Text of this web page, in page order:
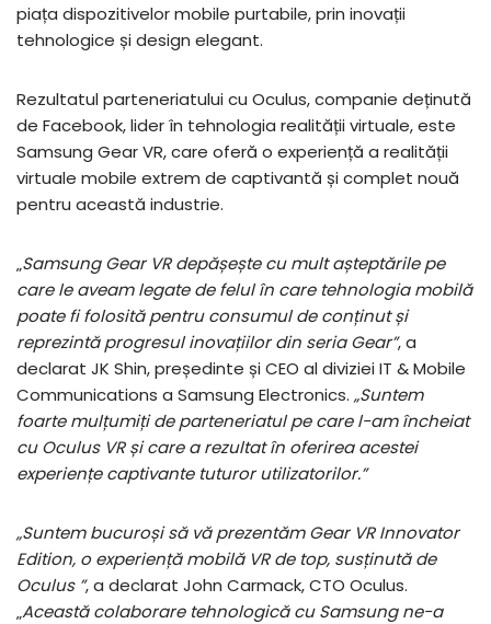
piața dispozitivelor mobile purtabile, prin inovații
tehnologice și design elegant.
Rezultatul parteneriatului cu Oculus, companie deținută
de Facebook, lider în tehnologia realității virtuale, este
Samsung Gear VR, care oferă o experiență a realității
virtuale mobile extrem de captivantă și complet nouă
pentru această industrie.
„Samsung Gear VR depășește cu mult așteptările pe
care le aveam legate de felul în care tehnologia mobilă
poate fi folosită pentru consumul de conținut și
reprezintă progresul inovațiilor din seria Gear”, a
declarat JK Shin, președinte și CEO al diviziei IT & Mobile
Communications a Samsung Electronics. „Suntem
foarte mulțumiți de parteneriatul pe care l-am încheiat
cu Oculus VR și care a rezultat în oferirea acestei
experiențe captivante tuturor utilizatorilor.”
„Suntem bucuroși să vă prezentăm Gear VR Innovator
Edition, o experiență mobilă VR de top, susținută de
Oculus ”, a declarat John Carmack, CTO Oculus.
„Această colaborare tehnologică cu Samsung ne-a